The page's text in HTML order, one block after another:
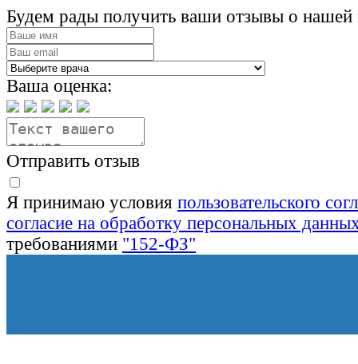
Будем рады получить ваши отзывы о нашей
Ваша оценка:
Отправить отзыв
Я принимаю условия пользовательского
согласие на обработку персональных
требованиями "152-ФЗ"